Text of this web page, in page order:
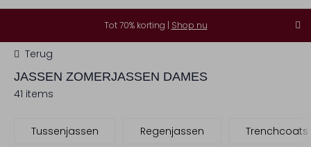
Tot 70% korting | Shop nu
Terug
JASSEN ZOMERJASSEN DAMES
41 items
Tussenjassen Regenjassen Trenchcoats